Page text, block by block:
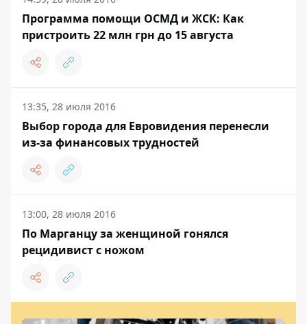
Программа помощи ОСМД и ЖСК: Как
пристроить 22 млн грн до 15 августа
13:35, 28 июля 2016
Выбор города для Евровидения перенесли
из-за финансовых трудностей
13:00, 28 июля 2016
По Марганцу за женщиной гонялся
рецидивист с ножом